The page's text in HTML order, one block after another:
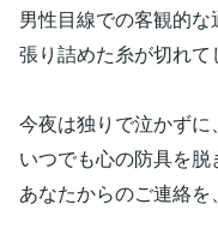
男性目線での客観的
張り詰めた糸が切れて
今夜は独りで泣かずに、
いつでも心の防具を脱
あなたからのご連絡を